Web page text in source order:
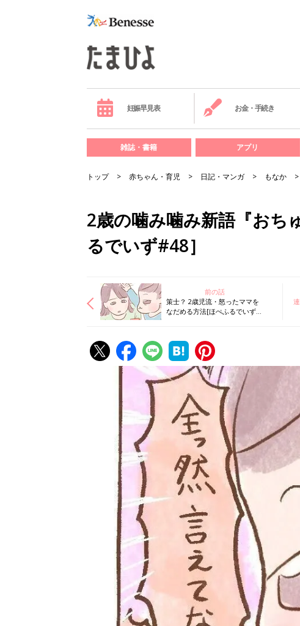
妊娠早見表 お金・手続き
雑誌・書籍 アプリ
トップ 赤ちゃん・育児 日記・マンガ もなか
2歳の噛み噛み新語『おち
るでいず#48］
前の話
策士？ 2歳児流・怒ったママを
なだめる方法[ほぺふるでいず